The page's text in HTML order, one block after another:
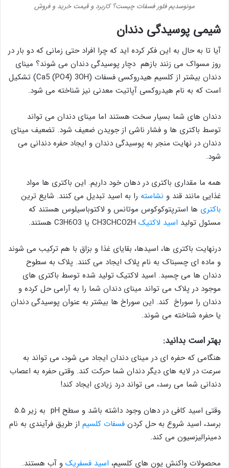
مونوسدیم فلور فسفات چیست؟ کاربرد و قیمت خرید و فروش
شیمی پوسیدگی دندان
آیا تا به حال به این فکر کرده اید که چرا افراد حتی زمانی که دو بار در
روز مسواک می زنند بازهم دچار پوسیدگی دندان می شوند؟ مینای
دندان بیشتر از کلسیم هیدروکسی فسفات (Ca5 (PO4) 3OH) تشکیل
است که به نام هیدروکسی آپاتیت معدنی نیز شناخته می شود.
دندان های شما بسیار سخت هستند اما مینای دندان می تواند
توسط باکتری ها و فشار ناشی از جویدن ضعیف شود. تضعیف مینای
دندان در نهایت منجر به پوسیدگی دندان و ایجاد حفره دندانی می
شود.
همه ما مقداری باکتری در دهان خود داریم. این باکتری ها مواد
غذایی مانند قند و نشاسته را به اسید تبدیل می کنند. شایع ترین
باکتری ها استرپتوکوکوس موتانس و لاکتوباسیلوس هستند که
مسئول تولید اسید لاکتیک
درنهایت باکتری ها، اسیدها، بقایای غذا و بزاق با هم ترکیب می شوند
و ماده ای چسبناک به نام پلاک ایجاد می کنند. پلاک به سطوح
دندان ها می چسبد. اسید لاکتیک تولید شده توسط باکتری های
موجود در پلاک می تواند مینای دندان شما را به آرامی حل کرده و
دندان را سوراخ کند. این سوراخ ها بیشتر به عنوان پوسیدگی دندان
یا حفره شناخته می شوند.
بهتر است بدانید:
هنگامی که حفره ای در مینای دندان ایجاد می شود، می تواند به
سرعت در لایه های دیگر دندان شما حرکت کند. وقتی حفره به اعصاب
دندانی شما می رسد، می تواند درد زیادی ایجاد کند!
وقتی اسید کافی در دهان وجود داشته باشد و سطح pH به زیر ۵.۵
برسد، اسید شروع به حل کردن فسفات کلسیم از طریق فرآیندی به نام
دمینرالیزسیون می کند.
محصولات واکنش یون های کلسیم، اسید فسفریک و آب هستند.